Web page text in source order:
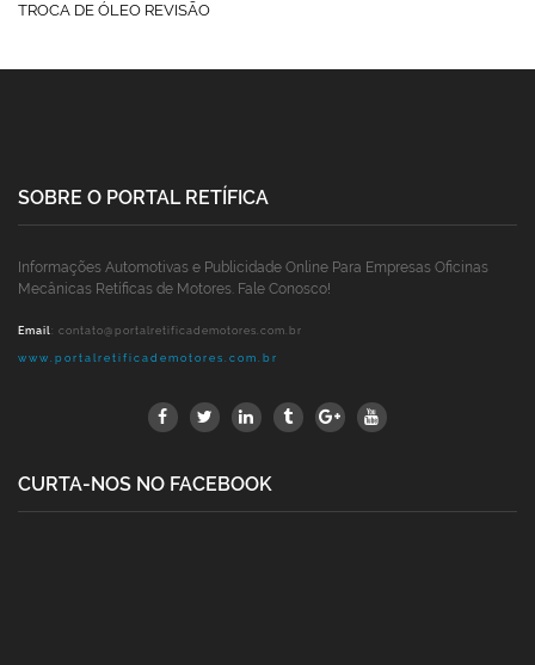
TROCA DE ÓLEO REVISÃO
SOBRE O PORTAL RETÍFICA
Informações Automotivas e Publicidade Online Para Empresas Oficinas
Mecânicas Retíficas de Motores. Fale Conosco!
Email: contato@portalretificademotores.com.br
www.portalretificademotores.com.br
CURTA-NOS NO FACEBOOK